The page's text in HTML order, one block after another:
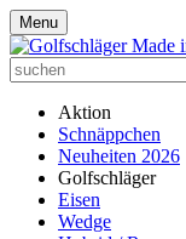
Menu
Aktion
Schnäppchen
Neuheiten 2026
Golfschläger
Eisen
Wedge